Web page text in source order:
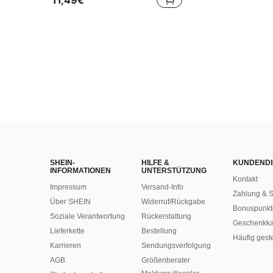
#5 Bestseller
in Taste Frauen T-Shirts
SHEIN-
INFORMATIONEN
Impressum
Über SHEIN
Soziale Verantwortung
Lieferkette
Karrieren
AGB
HILFE &
UNTERSTÜTZUNG
Versand-Info
Widerruf/Rückgabe
Rückerstattung
Bestellung
Sendungsverfolgung
Größenberater
Kontakt
Zahlung &
Häufig